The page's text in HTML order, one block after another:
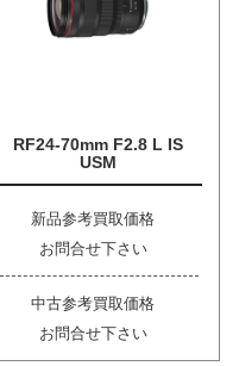
RF24-70mm F2.8 L IS
USM
新品参考買取価格
お問合せ下さい
中古参考買取価格
お問合せ下さい